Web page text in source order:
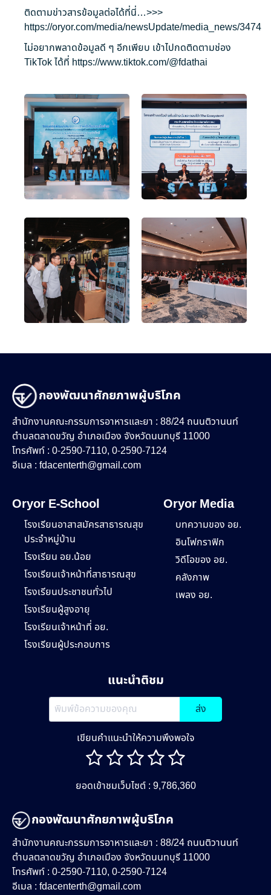
ติดตามข่าวสารข้อมูลต่อได้ที่นี่…>>>
https://oryor.com/media/newsUpdate/media_news/3474
ไม่อยากพลาดข้อมูลดี ๆ อีกเพียบ เข้าไปกดติดตามช่อง
TikTok ได้ที่ https://www.tiktok.com/@fdathai
กองพัฒนาศักยภาพผู้บริโภค
สำนักงานคณะกรรมการอาหารและยา : 88/24 ถนนติวานนท์
ตำบลตลาดขวัญ อำเภอเมือง จังหวัดนนทบุรี 11000
โทรศัพท์ : 0-2590-7110, 0-2590-7124
อีเมล : fdacenterth@gmail.com
Oryor E-School
โรงเรียนอาสาสมัครสาธารณสุข
ประจำหมู่บ้าน
โรงเรียน อย.น้อย
โรงเรียนเจ้าหน้าที่สาธารณสุข
โรงเรียนประชาชนทั่วไป
โรงเรียนผู้สูงอายุ
โรงเรียนเจ้าหน้าที่ อย.
โรงเรียนผู้ประกอบการ
Oryor Media
บทความของ อย.
อินโฟกราฟิก
วิดีโอของ อย.
คลังภาพ
เพลง อย.
แนะนำติชม
ส่ง
เขียนคำแนะนำให้ความพึงพอใจ
ยอดเข้าชมเว็บไซต์ : 9,786,360
กองพัฒนาศักยภาพผู้บริโภค
สำนักงานคณะกรรมการอาหารและยา : 88/24 ถนนติวานนท์
ตำบลตลาดขวัญ อำเภอเมือง จังหวัดนนทบุรี 11000
โทรศัพท์ : 0-2590-7110, 0-2590-7124
อีเมล : fdacenterth@gmail.com